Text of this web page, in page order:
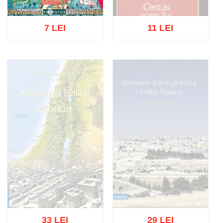
Adaugă în coș Wishlist
7 LEI 11 LEI
33 LEI 29 LEI